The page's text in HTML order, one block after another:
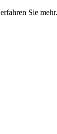
erfahren Sie mehr.